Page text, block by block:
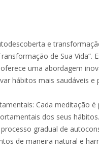
e
de Sua Vida”.
uma abordagem
hábitos mais saudáveis e
Cada meditação é
dos seus
gradual de
de maneira natural e